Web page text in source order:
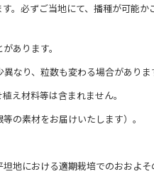
。必ずご当地にて、播種が可能
あります。
なり、粒数も変わる場合がありま
え材料等は含まれません。
の素材をお届けいたします）。
における適期栽培でのおおよそ